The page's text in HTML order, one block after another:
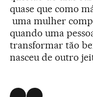
quase que como
uma mulher
quando uma
transformar tão
nasceu de outro